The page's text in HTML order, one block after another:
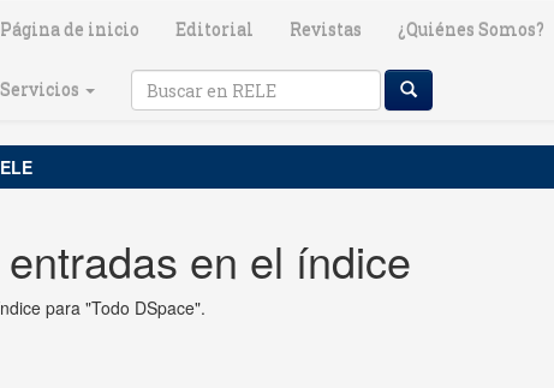
de inicio Editorial Revistas ¿Quiénes Somos?
Servicios
en el índice
para "Todo DSpace".